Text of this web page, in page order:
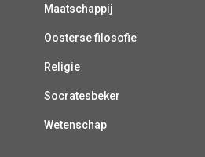
Maatschappij
Oosterse filosofie
Religie
Socratesbeker
Wetenschap